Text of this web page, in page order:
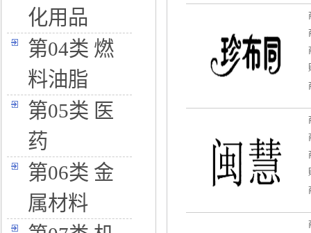
化用品
第04类 燃
料油脂
第05类 医
药
第06类 金
属材料